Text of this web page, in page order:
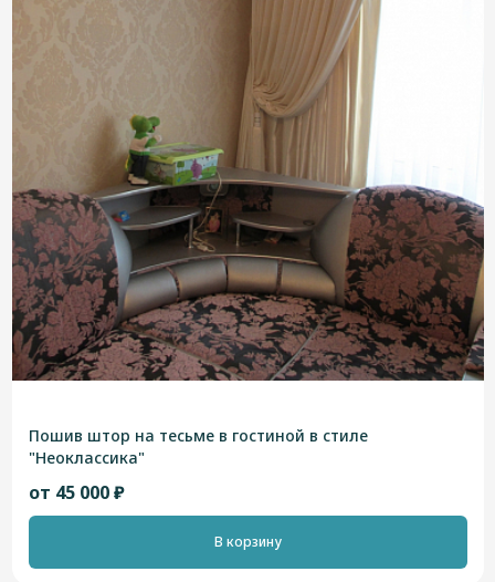
Пошив штор на тесьме в гостиной в стиле
"Неоклассика"
от 45 000 ₽
В корзину